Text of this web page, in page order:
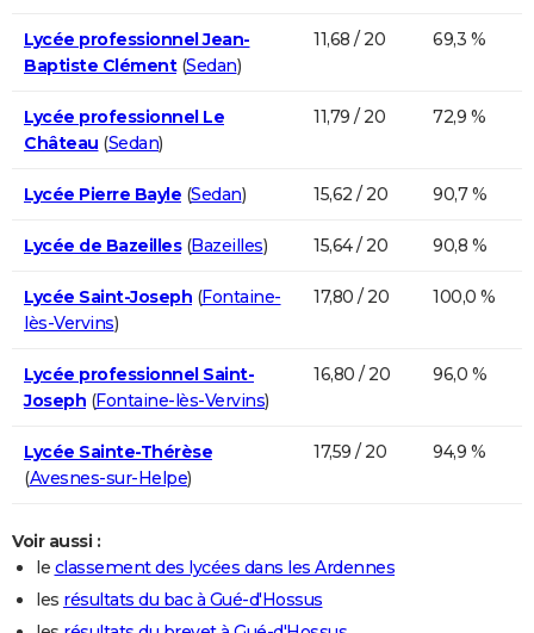
Lycée professionnel Jean-
Baptiste Clément(Sedan)
11,68 / 20 69,3 %
Lycée professionnel Le
Château (Sedan)
11,79 / 20 72,9 %
Lycée Pierre Bayle (Sedan) 15,62 / 20 90,7 %
Lycée de Bazeilles(Bazeilles) 15,64 / 20 90,8 %
Lycée Saint-Joseph (Fontaine-
lès-Vervins)
17,80 / 20 100,0 %
Lycée professionnel Saint-
Joseph (Fontaine-lès-Vervins)
16,80 / 20 96,0 %
Lycée Sainte-Thérèse
(Avesnes-sur-Helpe)
17,59 / 20 94,9 %
Voir aussi :
le classement des lycées dans les Ardennes
les résultats du bac à Gué-d'Hossus